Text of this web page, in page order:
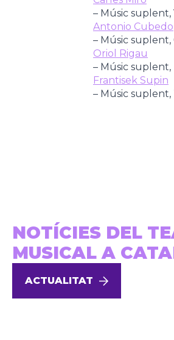
– Músic suplent,
Antonio Cubedo
– Músic suplent,
Oriol Rigau
– Músic suplent,
Frantisek Supin
– Músic
NOTÍCIES DEL
MUSICAL A
ACTUALITAT